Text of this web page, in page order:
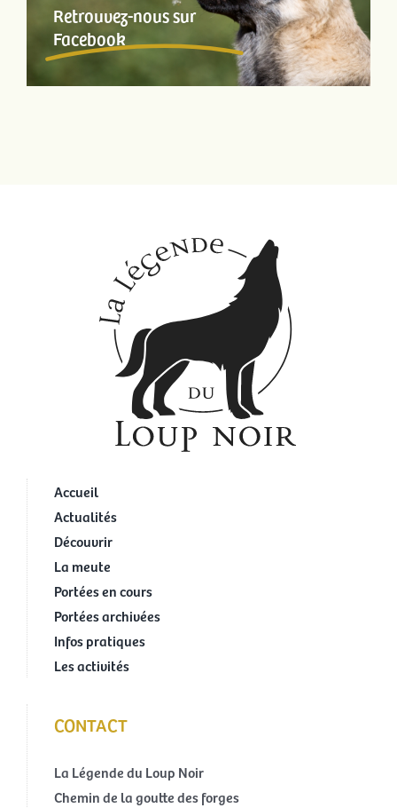
Retrouvez-nous sur
Facebook
Accueil
Actualités
Découvrir
La meute
Portées en cours
Portées archivées
Infos pratiques
Les activités
CONTACT
La Légende du Loup Noir
Chemin de la goutte des forges